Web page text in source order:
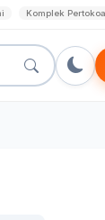
Komplek